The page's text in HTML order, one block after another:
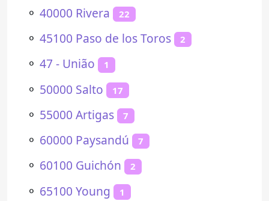
⚬ 40000 Rivera 22
⚬ 45100 Paso de los Toros 2
⚬ 47 - União 1
⚬ 50000 Salto 17
⚬ 55000 Artigas 7
⚬ 60000 Paysandú 7
⚬ 60100 Guichón 2
⚬ 65100 Young 1